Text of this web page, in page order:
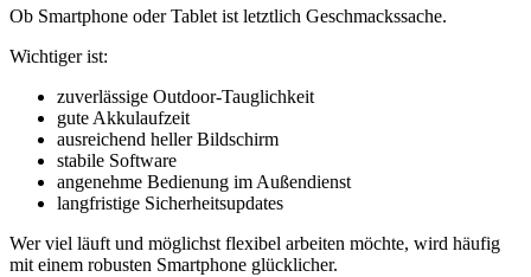
Ob Smartphone oder Tablet ist letztlich Geschmackssache.
Wichtiger ist:
zuverlässige Outdoor-Tauglichkeit
gute Akkulaufzeit
ausreichend heller Bildschirm
stabile Software
angenehme Bedienung im Außendienst
langfristige Sicherheitsupdates
Wer viel läuft und möglichst flexibel arbeiten möchte, wird häufig
mit einem robusten Smartphone glücklicher.